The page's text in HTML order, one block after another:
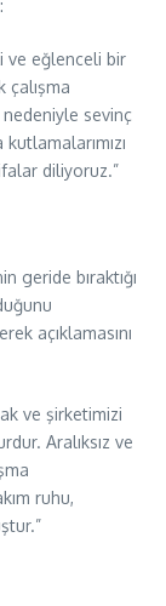
ve eğlenceli bir
çalışma
nedeniyle sevinç
diliyoruz.”
geride bıraktığı
açıklamasını
ve şirketimizi
Aralıksız ve
ruhu,